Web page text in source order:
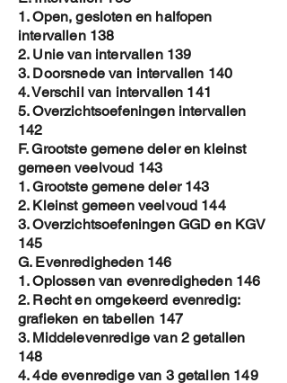
1. Open, gesloten en halfopen
intervallen 138
2. Unie van intervallen 139
3. Doorsnede van intervallen 140
4. Verschil van intervallen 141
5. Overzichtsoefeningen intervallen
142
F. Grootste gemene deler en kleinst
gemeen veelvoud 143
1. Grootste gemene deler 143
2. Kleinst gemeen veelvoud 144
3. Overzichtsoefeningen GGD en KGV
145
G. Evenredigheden 146
1. Oplossen van evenredigheden 146
2. Recht en omgekeerd evenredig:
grafieken en tabellen 147
3. Middelevenredige van 2 getallen
148
4. 4de evenredige van 3 getallen 149